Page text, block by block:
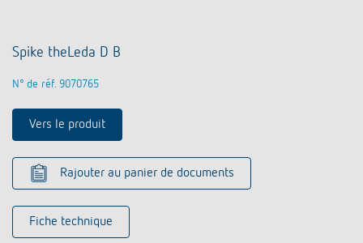
Spike theLeda D B
N° de réf. 9070765
Vers le produit
Rajouter au panier de documents
Fiche technique